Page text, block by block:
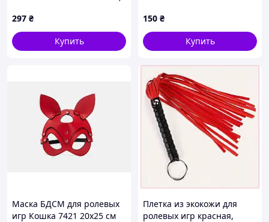
297 ₴
Купить
150 ₴
Купить
Маска БДСМ для ролевых
игр Кошка 7421 20х25 см
Плетка из экокожи для
ролевых игр красная,